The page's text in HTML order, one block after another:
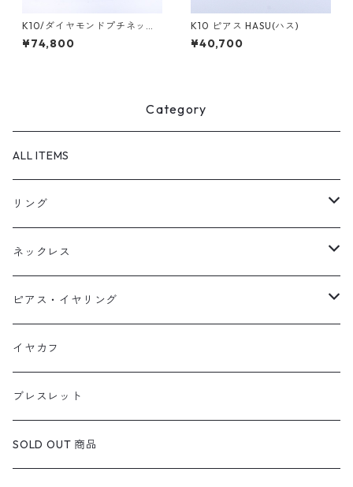
K10/ダイヤモンドプチネック
レス HASU(ハス)
¥74,800
K10 ピアス HASU(ハス)
¥40,700
Category
ALL ITEMS
リング
天然石1点ものリング【Gold】（在庫ありのみ絞込）
天然石1点ものリング【Silver】（在庫ありのみ絞込）
定番リング
ネックレス
天然石1点ものネックレス（在庫ありのみ絞込）
定番ネックレス
ピアス・イヤリング
天然石1点ものピアス（在庫ありのみ絞込）
定番ピアス/イヤリング
イヤカフ
ブレスレット
SOLD OUT 商品